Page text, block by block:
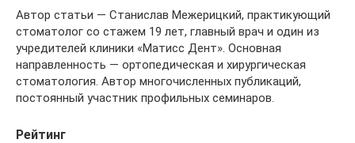
Автор статьи — Станислав Межерицкий, практикующий
стоматолог со стажем 19 лет, главный врач и один из
учредителей клиники «Матисс Дент». Основная
направленность — ортопедическая и хирургическая
стоматология. Автор многочисленных публикаций,
постоянный участник профильных семинаров.
Рейтинг